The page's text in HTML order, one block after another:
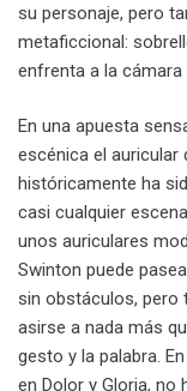
su personaje, pero
metaficcional:
enfrenta a la cámara
En una apuesta
escénica el
históricamente ha
casi cualquier
unos auriculares
Swinton puede
sin obstáculos, pero
asirse a nada más
gesto y la palabra.
en Dolor y Gloria, no